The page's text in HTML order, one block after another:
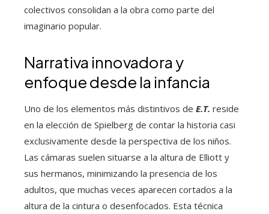
colectivos consolidan a la obra como parte del
imaginario popular.
Narrativa innovadora y
enfoque desde la infancia
Uno de los elementos más distintivos de E.T. reside
en la elección de Spielberg de contar la historia casi
exclusivamente desde la perspectiva de los niños.
Las cámaras suelen situarse a la altura de Elliott y
sus hermanos, minimizando la presencia de los
adultos, que muchas veces aparecen cortados a la
altura de la cintura o desenfocados. Esta técnica